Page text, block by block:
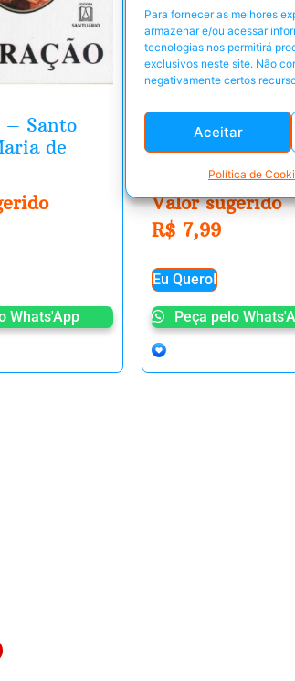
Para fornecer as melhores
armazenar e/ou acessar
tecnologias nos permitirá
exclusivos neste site. Não
negativamente certos
Aceitar
Política de
– Santo
de
Whats'App
A escrita do
entre monges e
leigos Portugal
Valor sugerido
R$ 7,99
Eu Quero!
Peça pelo